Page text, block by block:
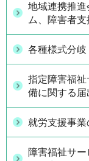
地域連携推
ム、障害者支
各種様式分岐
指定障害福
備に関する届
就労支援事
障害福祉サー